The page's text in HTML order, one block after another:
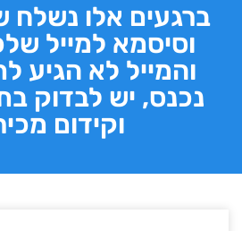
ברגעים אלו
וסיסמא למייל
והמייל לא הגיע
נכנס, יש לבדוק
וקידום